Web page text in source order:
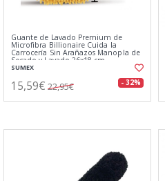
Guante de Lavado Premium de
Microfibra Billionaire Cuida la
Carrocería Sin Arañazos Manopla de
Secado y Lavado 26x18 cm
SUMEX
15,59€ 22,95€ - 32%